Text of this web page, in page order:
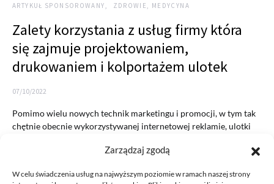
Zarządzaj zgodą
W celu świadczenia usług na najwyższym poziomie w ramach naszej strony
ARTYKUŁ SPONSOROWANY ZDROWIE, MEDYCYNA
Zalety korzystania z usług firmy która
się zajmuje projektowaniem,
drukowaniem i kolportażem ulotek
07/10/2022
Pomimo wielu nowych technik marketingu i promocji, w tym tak
chętnie obecnie wykorzystywanej internetowej reklamie, ulotki
READ MORE